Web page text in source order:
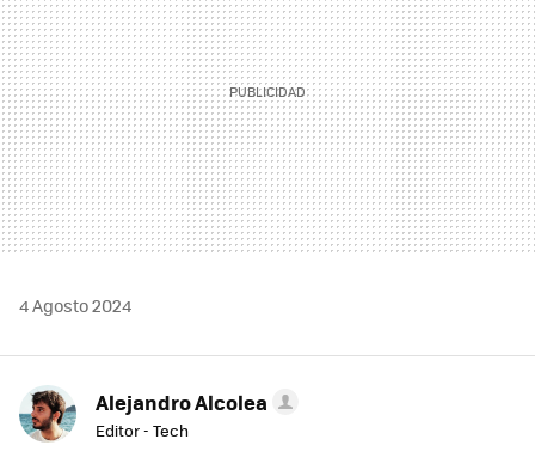
4 Agosto 2024
Alejandro Alcolea
Editor - Tech